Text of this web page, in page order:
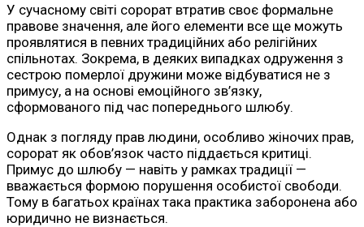
У сучасному світі сорорат втратив своє формальне
правове значення, але його елементи все ще можуть
проявлятися в певних традиційних або релігійних
спільнотах. Зокрема, в деяких випадках одруження з
сестрою померлої дружини може відбуватися не з
примусу, а на основі емоційного зв’язку,
сформованого під час попереднього шлюбу.
Однак з погляду прав людини, особливо жіночих прав,
сорорат як обов’язок часто піддається критиці.
Примус до шлюбу — навіть у рамках традиції —
вважається формою порушення особистої свободи.
Тому в багатьох країнах така практика заборонена або
юридично не визнається.